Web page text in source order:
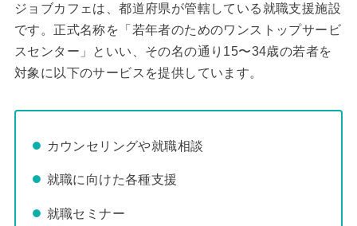
ジョブカフェは、都道府県が管轄している就職支援施設
です。正式名称を「若年者のためのワンストップサービ
スセンター」といい、その名の通り15〜34歳の若者を
対象に以下のサービスを提供しています。
カウンセリングや就職相談
就職に向けた各種支援
就職セミナー